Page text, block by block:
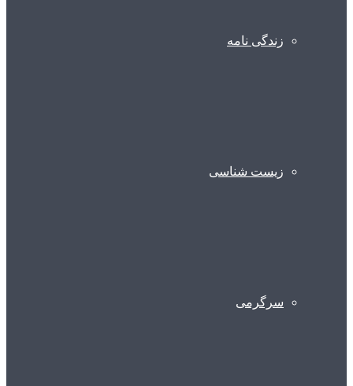
زندگی نامه
زیست شناسی
سرگرمی